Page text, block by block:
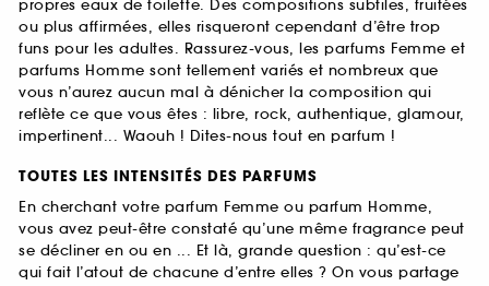
propres eaux de toilette. Des compositions subtiles, fruitées
ou plus affirmées, elles risqueront cependant d’être trop
funs pour les adultes. Rassurez-vous, les parfums Femme et
parfums Homme sont tellement variés et nombreux que
vous n’aurez aucun mal à dénicher la composition qui
reflète ce que vous êtes : libre, rock, authentique, glamour,
impertinent... Waouh ! Dites-nous tout en parfum !
TOUTES LES INTENSITÉS DES PARFUMS
En cherchant votre parfum Femme ou parfum Homme,
vous avez peut-être constaté qu’une même fragrance peut
se décliner en ou en ... Et là, grande question : qu’est-ce
qui fait l’atout de chacune d’entre elles ? On vous partage